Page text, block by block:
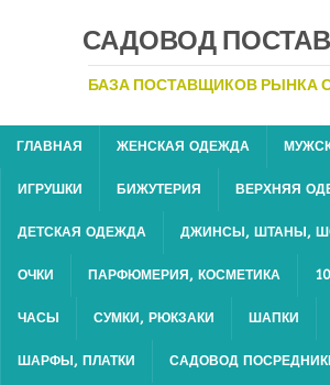
САДОВОД
БАЗА ПОСТАВЩИКОВ РЫНКА
ГЛАВНАЯ ЖЕНСКАЯ ОДЕЖДА
ИГРУШКИ БИЖУТЕРИЯ ВЕРХНЯЯ
ДЕТСКАЯ ОДЕЖДА ДЖИНСЫ, ШТАНЫ,
ОЧКИ ПАРФЮМЕРИЯ, КОСМЕТИКА
ЧАСЫ СУМКИ, РЮКЗАКИ ШАПКИ
ШАРФЫ, ПЛАТКИ САДОВОД